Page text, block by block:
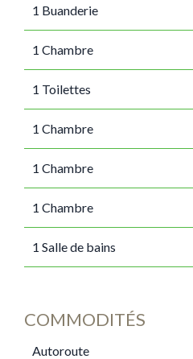
1 Buanderie
1 Chambre
1 Toilettes
1 Chambre
1 Chambre
1 Chambre
1 Salle de bains
COMMODITÉS
Autoroute